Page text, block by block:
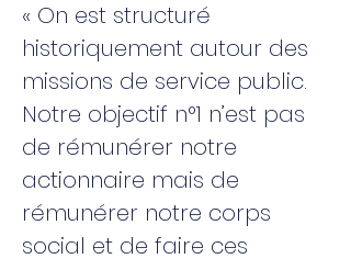
« On est structuré
historiquement autour des
missions de service public.
Notre objectif n°1 n’est pas
de rémunérer notre
actionnaire mais de
rémunérer notre corps
social et de faire ces